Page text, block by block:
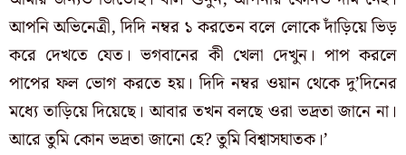
আপনি অভিনেত্রী, দিদি নম্বর ১ করতেন বলে লোকে দাঁড়িয়ে ভিড়
করে দেখতে যেত। ভগবানের কী খেলা দেখুন। পাপ করলে
পাপের ফল ভোগ করতে হয়। দিদি নম্বর ওয়ান থেকে দু’দিনের
মধ্যে তাড়িয়ে দিয়েছে। আবার তখন বলছে ওরা ভদ্রতা জানে না।
আরে তুমি কোন ভদ্রতা জানো হে? তুমি বিশ্বাসঘাতক।’